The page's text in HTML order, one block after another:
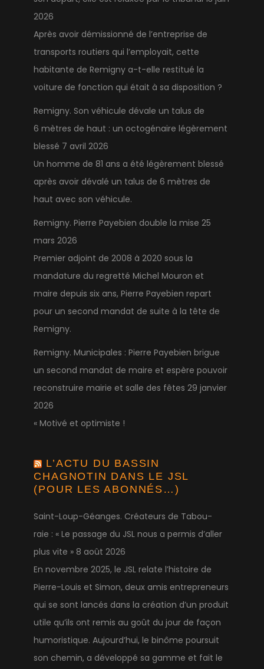
2026
Après avoir démissionné de l’entreprise de
transports routiers qui l’employait, cette
habitante de Remigny a-t-elle restitué la
voiture de fonction qui était à sa disposition ?
Remigny. Son véhicule dévale un talus de
6 mètres de haut : un octogénaire légèrement
blessé 7 avril 2026
Un homme de 81 ans a été légèrement blessé
après avoir dévalé un talus de 6 mètres de
haut avec son véhicule.
Remigny. Pierre Payebien double la mise 25
mars 2026
Premier adjoint de 2008 à 2020 sous la
mandature du regretté Michel Mouron et
maire depuis six ans, Pierre Payebien repart
pour un second mandat de suite à la tête de
Remigny.
Remigny. Municipales : Pierre Payebien brigue
un second mandat de maire et espère pouvoir
reconstruire mairie et salle des fêtes 29 janvier
2026
« Motivé et optimiste !
L’ACTU DU BASSIN
CHAGNOTIN DANS LE JSL
(POUR LES ABONNÉS…)
Saint-Loup-Géanges. Créateurs de Tabou-
raie : « Le passage du JSL nous a permis d’aller
plus vite » 8 août 2026
En novembre 2025, le JSL relate l’histoire de
Pierre-Louis et Simon, deux amis entrepreneurs
qui se sont lancés dans la création d’un produit
utile qu’ils ont remis au goût du jour de façon
humoristique. Aujourd’hui, le binôme poursuit
son chemin, a développé sa gamme et fait le